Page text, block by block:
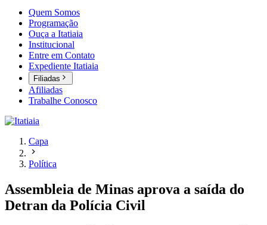
Quem Somos
Programação
Ouça a Itatiaia
Institucional
Entre em Contato
Expediente Itatiaia
Filiadas
Afiliadas
Trabalhe Conosco
Capa
Política
Assembleia de Minas aprova a saída do
Detran da Polícia Civil